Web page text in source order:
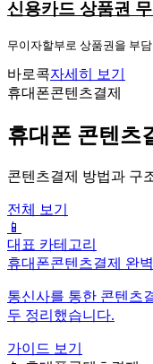
신용카드 상품권
무이자할부로 상품권을 부
바로콕자세히 보기
휴대폰콘텐츠결제
휴대폰 콘텐츠
콘텐츠결제 방법과 구
전체 보기
📱
대표 카테고리
휴대폰콘텐츠결제 완
통신사를 통한 콘텐츠
두 정리했습니다.
가이드 보기